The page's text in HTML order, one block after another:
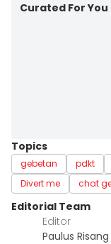
Curated For You
Topics
gebetan pdkt
Divert me
chat
Editorial Team
Editor
Paulus Risang